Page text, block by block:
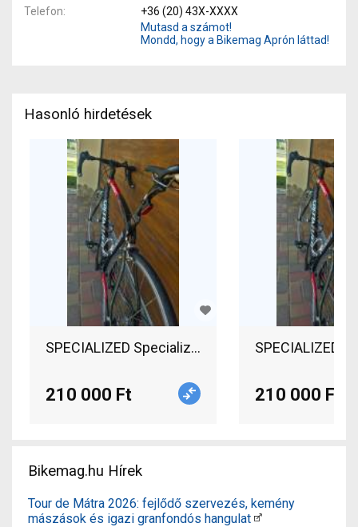
Telefon
+36 (20) 43X-XXXX
Mutasd a számot!
Mondd, hogy a Bikemag Aprón láttad!
Hasonló hirdetések
210 000 Ft 210 000 Ft
Bikemag.hu Hírek
Tour de Mátra 2026: fejlődő szervezés, kemény
mászások és igazi granfondós hangulat